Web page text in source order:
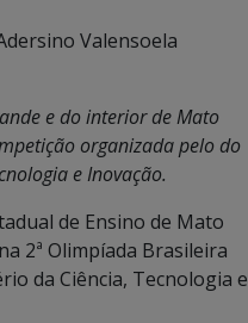
Valensoela
e do interior de Mato
organizada pelo do
e Inovação.
de Ensino de Mato
2ª Olimpíada Brasileira
da Ciência, Tecnologia e